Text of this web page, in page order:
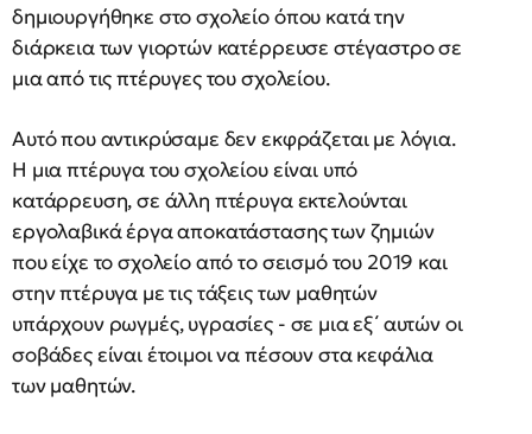
δημιουργήθηκε στο σχολείο όπου κατά την
διάρκεια των γιορτών κατέρρευσε στέγαστρο σε
μια από τις πτέρυγες του σχολείου.
Αυτό που αντικρύσαμε δεν εκφράζεται με λόγια.
Η μια πτέρυγα του σχολείου είναι υπό
κατάρρευση, σε άλλη πτέρυγα εκτελούνται
εργολαβικά έργα αποκατάστασης των ζημιών
που είχε το σχολείο από το σεισμό του 2019 και
στην πτέρυγα με τις τάξεις των μαθητών
υπάρχουν ρωγμές, υγρασίες - σε μια εξ΄ αυτών οι
σοβάδες είναι έτοιμοι να πέσουν στα κεφάλια
των μαθητών.